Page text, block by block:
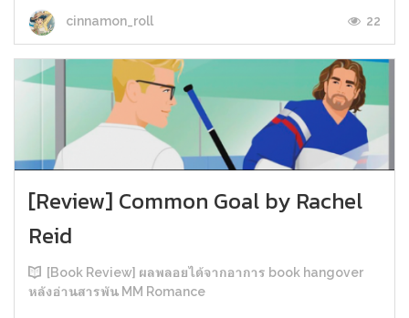
cinnamon_roll 22
[Review] Common Goal by Rachel
Reid
[Book Review] ผลพลอยได้จากอาการ book hangover
หลังอ่านสารพัน MM Romance